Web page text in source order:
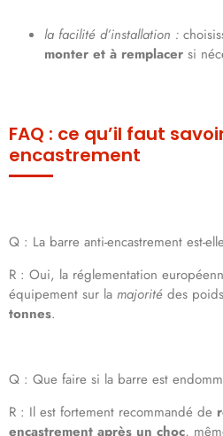
la facilité d’installation :
monter et à remplacer si
FAQ : ce qu’il faut
encastrement
Q : La barre anti-encastrement est-
R : Oui, la réglementation
équipement sur la majorité des
tonnes.
Q : Que faire si la barre est
R : Il est fortement recommandé de
encastrement après un choc,